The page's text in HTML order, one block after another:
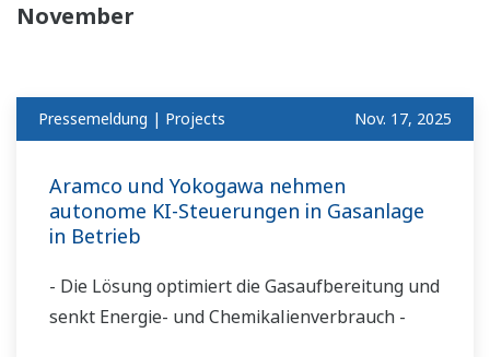
November
Pressemeldung | Projects Nov. 17, 2025
Aramco und Yokogawa nehmen
autonome KI-Steuerungen in Gasanlage
in Betrieb
- Die Lösung optimiert die Gasaufbereitung und
senkt Energie- und Chemikalienverbrauch -